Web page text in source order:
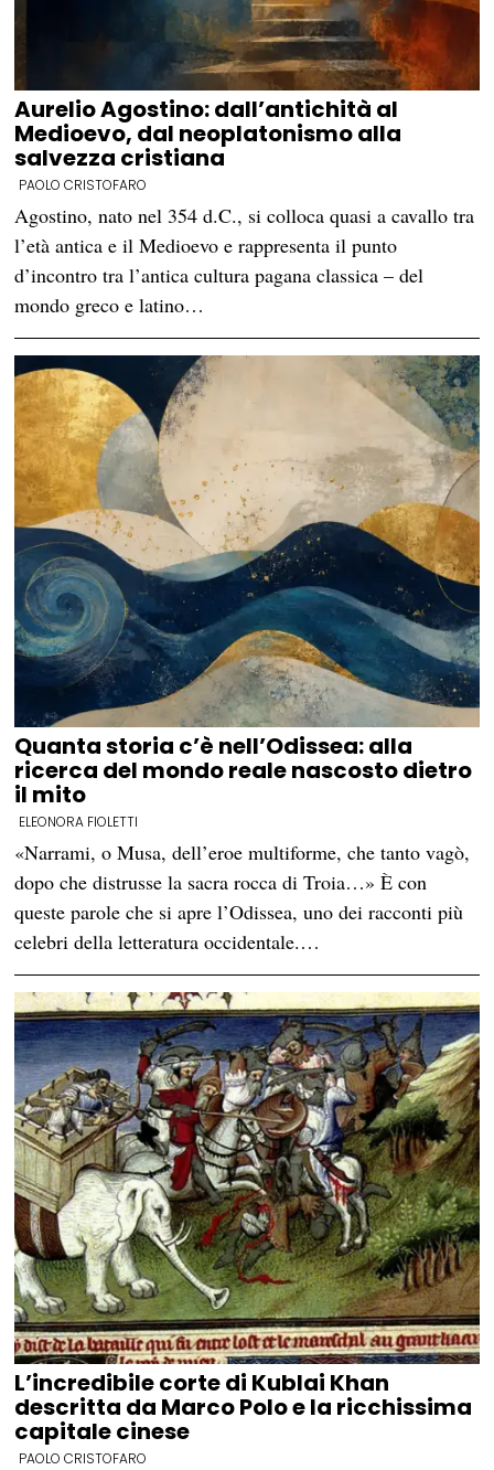
Aurelio Agostino: dall’antichità al
Medioevo, dal neoplatonismo alla
salvezza cristiana
PAOLO CRISTOFARO
Agostino, nato nel 354 d.C., si colloca quasi a cavallo tra
l’età antica e il Medioevo e rappresenta il punto
d’incontro tra l’antica cultura pagana classica – del
mondo greco e latino…
Quanta storia c’è nell’Odissea: alla
ricerca del mondo reale nascosto dietro
il mito
ELEONORA FIOLETTI
«Narrami, o Musa, dell’eroe multiforme, che tanto vagò,
dopo che distrusse la sacra rocca di Troia…» È con
queste parole che si apre l’Odissea, uno dei racconti più
celebri della letteratura occidentale.…
L’incredibile corte di Kublai Khan
descritta da Marco Polo e la ricchissima
capitale cinese
PAOLO CRISTOFARO